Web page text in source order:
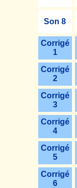
Son 8
Corrigé
1
Corrigé
2
Corrigé
3
Corrigé
4
Corrigé
5
Corrigé
6